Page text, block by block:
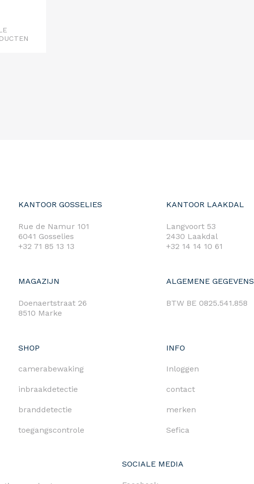
KANTOOR GOSSELIES
Rue de Namur 101
6041 Gosselies
+32 71 85 13 13
KANTOOR LAAKDAL
Langvoort 53
2430 Laakdal
+32 14 14 10 61
MAGAZIJN
Doenaertstraat 26
8510 Marke
ALGEMENE GEGEVENS
BTW BE 0825.541.858
SHOP
camerabewaking
inbraakdetectie
branddetectie
toegangscontrole
INFO
Inloggen
contact
merken
Sefica
SOCIALE MEDIA